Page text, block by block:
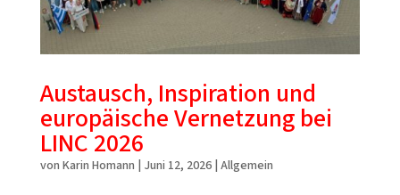
Austausch, Inspiration und
europäische Vernetzung bei
LINC 2026
von Karin Homann Juni 12, 2026| Allgemein